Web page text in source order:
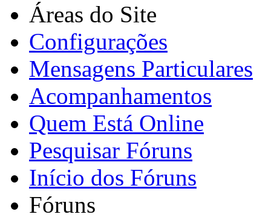
Áreas do Site
Configurações
Mensagens Particulares
Acompanhamentos
Quem Está Online
Pesquisar Fóruns
Início dos Fóruns
Fóruns